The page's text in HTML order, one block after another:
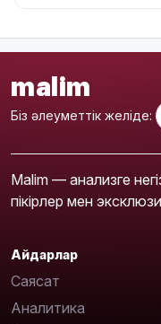
malim
Біз әлеуметтік желіде:
Malim — анализге
пікірлер мен
Айдарлар
Саясат
Аналитика